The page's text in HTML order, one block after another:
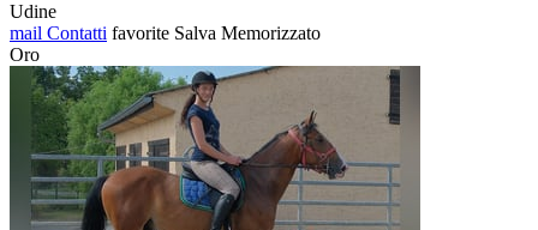
Udine
mail Contatti favorite Salva Memorizzato
Oro